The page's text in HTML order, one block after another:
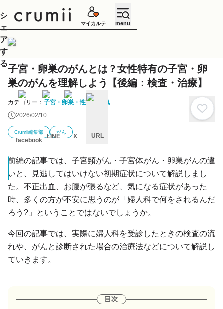
マイカルテ menu
子宮・卵巣のがんとは？女性特有の子宮・卵
巣のがんを理解しよう【後編：検査・治療】
カテゴリー： 子宮・卵巣・性器の病気
2026/02/10
Crumii編集部 がん
前編の記事では、子宮頸がん・子宮体がん・卵巣がんの違
いと、見逃してはいけない初期症状について解説しまし
た。不正出血、お腹が張るなど、気になる症状があった
時、多くの方が不安に思うのが「婦人科で何をされるんだ
ろう?」ということではないでしょうか。
今回の記事では、実際に婦人科を受診したときの検査の流
れや、がんと診断された場合の治療法などについて解説し
ていきます。
シ
ェ
ア
す
る
facebook
LINE X URL
ャ
セ
ル